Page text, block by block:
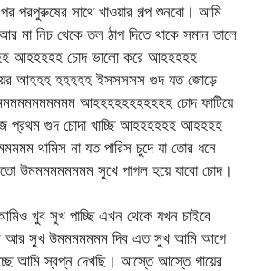
পরপুরুষের সাথে খাওয়ার গল্প শুনবো। আমি
মা নিচ থেকে তল ঠাপ দিতে থাকে সমান তালে
আহহহহহ চোদ ভালো করে আহহহহহ
আহহহ হহহহহ ইসসসসস গুদ যত জোড়ে
আহহহহহহহহহহহ চোদ ফাটিয়ে
প্রথম গুদ চোদা খাচ্ছি আহহহহহহ আহহহহ
থামিস না যত পারিস চুদে যা তোর ধনে
উমমমমমমমমম সুখে পাগল হয়ে যাবো চোদ।
খুব সুখ পাচ্ছি এখন থেকে যখন চাইবে
আর সুখ উমমমমমমম দিব এত সুখ আমি আগে
আমি স্বপ্ন দেখছি। আস্তে আস্তে গায়ের